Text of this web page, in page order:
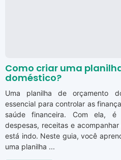
Como criar uma
doméstico?
Uma planilha de orçamento
essencial para controlar as
saúde financeira. Com ela,
despesas, receitas e
está indo. Neste guia, você
uma planilha ...